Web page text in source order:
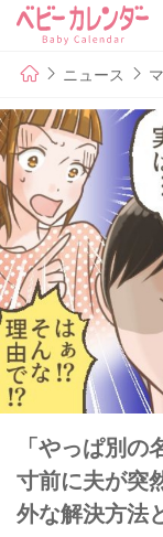
ニュース
「やっぱ別
寸前に夫が
外な解決方法